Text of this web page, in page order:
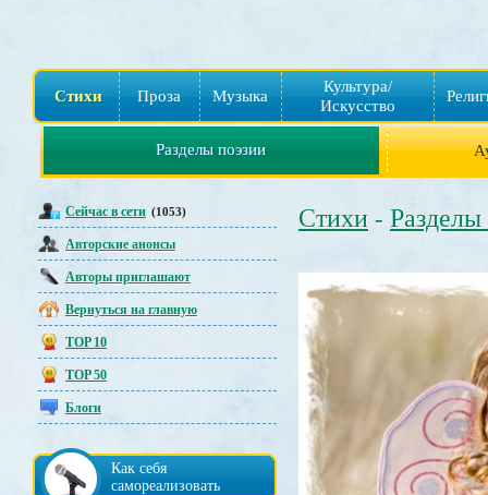
Стихи Проза Музыка
Культура/
Искусство
Разделы поэзии
Сейчас в сети (1053)
Авторские анонсы
Авторы приглашают
Вернуться на главную
TOP 10
TOP 50
Блоги
Как себя
самореализовать
Стихи - Разделы